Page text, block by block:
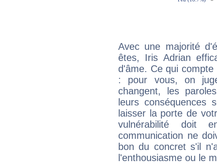
Avec une majorité
êtes, Iris Adrian
d'âme. Ce qui
: pour vous, on
changent, les
leurs conséquences
laisser la porte de
vulnérabilité doit
communication ne
bon du concret s'il
l'enthousiasme ou le